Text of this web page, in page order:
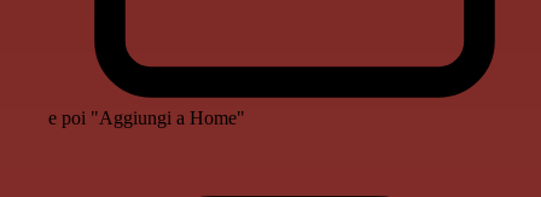
e poi "Aggiungi a Home"